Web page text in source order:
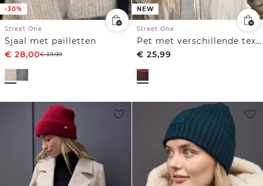
-30%
Street One
Sjaal met pailletten
€ 28,00€39,99
NEW
Street One
Pet met verschillende texturen en slogan
€ 25,99